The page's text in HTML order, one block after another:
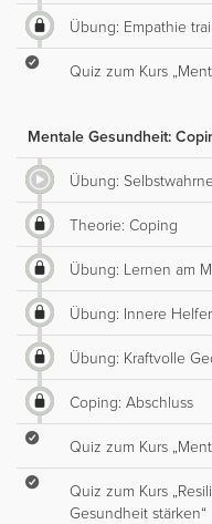
Übung: Empathie
Quiz zum Kurs
Mentale Gesundheit:
Übung:
Theorie: Coping
Übung: Lernen am
Übung: Innere
Übung: Kraftvolle
Coping: Abschluss
Quiz zum Kurs
Quiz zum Kurs
Gesundheit stärken“